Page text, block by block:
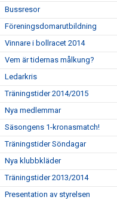
Bussresor
Föreningsdomarutbildning
Vinnare i bollracet 2014
Vem är tidernas målkung?
Ledarkris
Träningstider 2014/2015
Nya medlemmar
Säsongens 1-kronasmatch!
Träningstider Söndagar
Nya klubbkläder
Träningstider 2013/2014
Presentation av styrelsen